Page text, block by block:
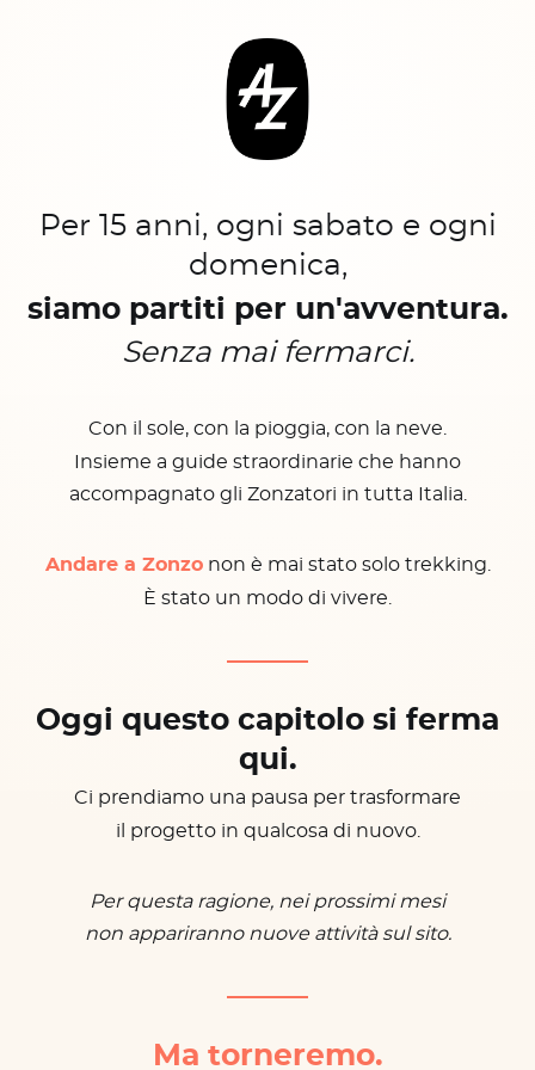
Per 15 anni, ogni sabato e ogni
domenica,
siamo partiti per un'avventura.
Senza mai fermarci.
Con il sole, con la pioggia, con la neve.
Insieme a guide straordinarie che hanno
accompagnato gli Zonzatori in tutta Italia.
Andare a Zonzonon è mai stato solo trekking.
È stato un modo di vivere.
Oggi questo capitolo si ferma
qui.
Ci prendiamo una pausa per trasformare
il progetto in qualcosa di nuovo.
Per questa ragione, nei prossimi mesi
non appariranno nuove attività sul sito.
Ma torneremo.